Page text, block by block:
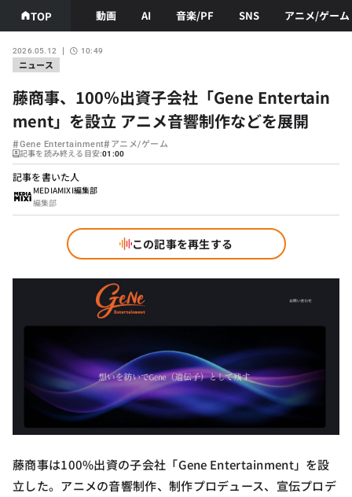
TOP 動画 AI 音楽/PF SNS アニメ/ゲーム
ニュース
2026.05.12 10:49
藤商事、100％出資子会社「Gene Entertain
ment」を設立 アニメ音響制作などを展開
#Gene Entertainment#アニメ/ゲーム
記事を読み終える目安:01:00
記事を書いた人
MEDIAMIXI編集部
編集部
この記事を再生する
藤商事は100%出資の子会社「Gene Entertainment」を設
立した。アニメの音響制作、制作プロデュース、宣伝プロデ